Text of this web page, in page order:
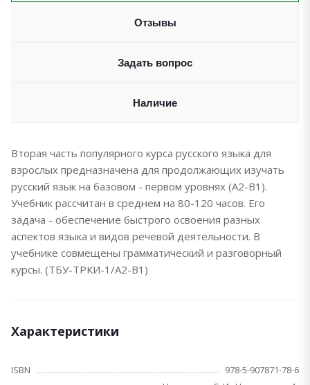
Отзывы
Задать вопрос
Наличие
Вторая часть популярного курса русского языка для
взрослых предназначена для продолжающих изучать
русский язык на базовом - первом уровнях (А2-В1).
Учебник рассчитан в среднем на 80-120 часов. Его
задача - обеспечение быстрого освоения разных
аспектов языка и видов речевой деятельности. В
учебнике совмещены грамматический и разговорный
курсы. (ТБУ-ТРКИ-1/А2-В1)
Характеристики
ISBN
978-5-907871-78-6